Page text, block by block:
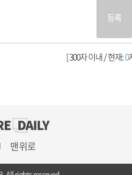
등록
[ 300자 이내 / 현재:0
맨위로